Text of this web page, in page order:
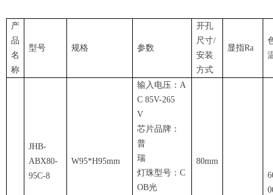
产
品
名
称
型号 规格 参数
开孔
尺寸/
安装
方式
显指Ra
JHB-
ABX80-
95C-8
W95*H95mm
输入电压：A
C 85V-265
V
芯片品牌：
普
瑞
灯珠型号：C
OB光
80mm